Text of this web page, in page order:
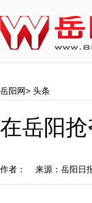
岳阳网> 头条
在岳阳
作者： 来源：岳阳日